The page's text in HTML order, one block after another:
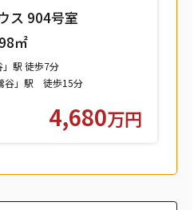
ス 904号室
㎡
」駅 徒歩7分
谷」駅 徒歩15分
4,680万円